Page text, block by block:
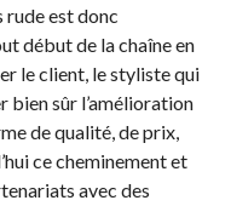
rude est donc
début de la chaîne en
le client, le styliste qui
bien sûr l’amélioration
de qualité, de prix,
ce cheminement et
avec des